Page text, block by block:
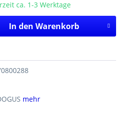
ca. 1-3 Werktage
In den Warenkorb
mehr